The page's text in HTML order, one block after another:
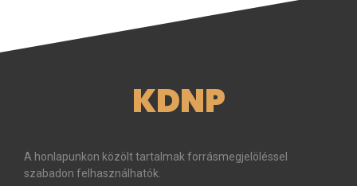
KDNP
A honlapunkon közölt tartalmak forrásmegjelöléssel
szabadon felhasználhatók.